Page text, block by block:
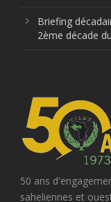
Briefing
2ème décade
50 ans
saheliennes et